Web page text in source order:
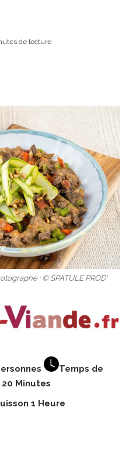
de lecture
: © SPATULE PROD'
Temps de
Minutes
1 Heure